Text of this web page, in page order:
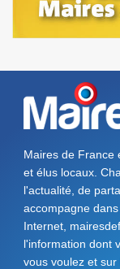
Maires de France
et élus locaux.
l'actualité, de
accompagne
Internet,
l'information dont
vous voulez et